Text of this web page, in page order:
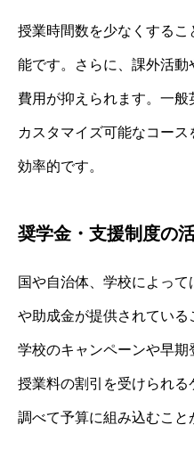
授業時間数を少なくする
能です。さらに、課外活動
費用が抑えられます。一
カスタマイズ可能なコー
効率的です。
奨学金・支援制度の
国や自治体、学校によっ
や助成金が提供されてい
学校のキャンペーンや早期
授業料の割引を受けられ
調べて予算に組み込むこと